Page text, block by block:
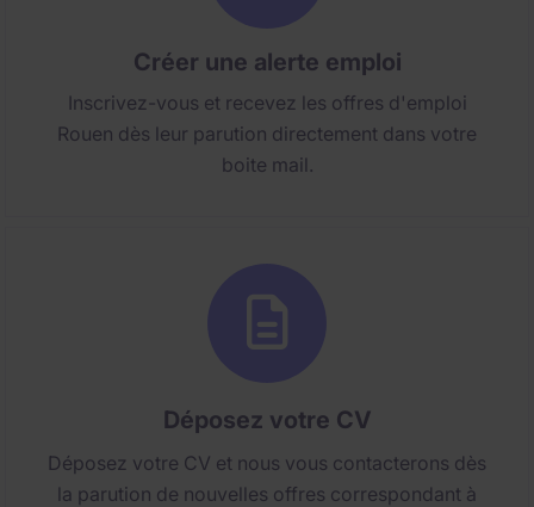
Créer une alerte emploi
Inscrivez-vous et recevez les offres d'emploi
Rouen dès leur parution directement dans votre
boite mail.
Déposez votre CV
Déposez votre CV et nous vous contacterons dès
la parution de nouvelles offres correspondant à